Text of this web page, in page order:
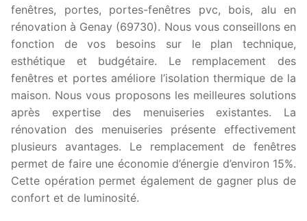
fenêtres, portes, portes-fenêtres pvc, bois, alu en
rénovation à Genay (69730). Nous vous conseillons en
fonction de vos besoins sur le plan technique,
esthétique et budgétaire. Le remplacement des
fenêtres et portes améliore l’isolation thermique de la
maison. Nous vous proposons les meilleures solutions
après expertise des menuiseries existantes. La
rénovation des menuiseries présente effectivement
plusieurs avantages. Le remplacement de fenêtres
permet de faire une économie d’énergie d’environ 15%.
Cette opération permet également de gagner plus de
confort et de luminosité.